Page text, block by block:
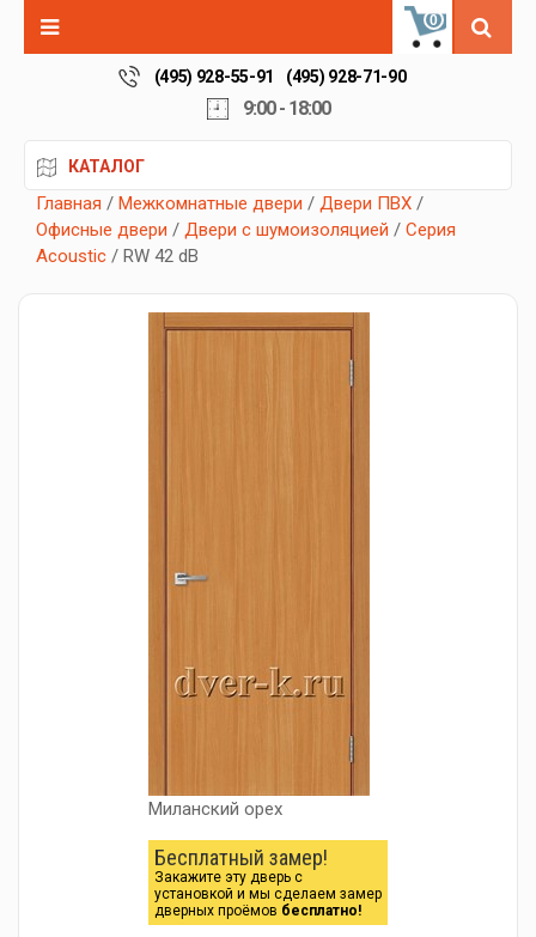
0
(495) 928-55-91 (495) 928-71-90
9:00 - 18:00
КАТАЛОГ
Главная / Межкомнатные двери / Двери ПВХ /
Офисные двери / Двери с шумоизоляцией / Серия
Acoustic / RW 42 dB
Миланский орех
Бесплатный замер!
Закажите эту дверь с
установкой и мы сделаем замер
дверных проёмов бесплатно!